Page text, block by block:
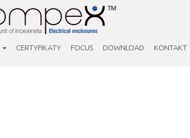
CERTYFIKATY FOCUS DOWNLOAD KONTAKT